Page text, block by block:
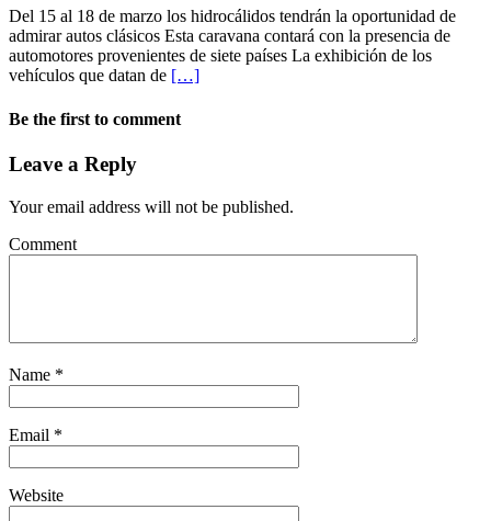
Del 15 al 18 de marzo los hidrocálidos tendrán la oportunidad de
admirar autos clásicos Esta caravana contará con la presencia de
automotores provenientes de siete países La exhibición de los
vehículos que datan de […]
Be the first to comment
Leave a Reply
Your email address will not be published.
Comment
Name *
Email *
Website